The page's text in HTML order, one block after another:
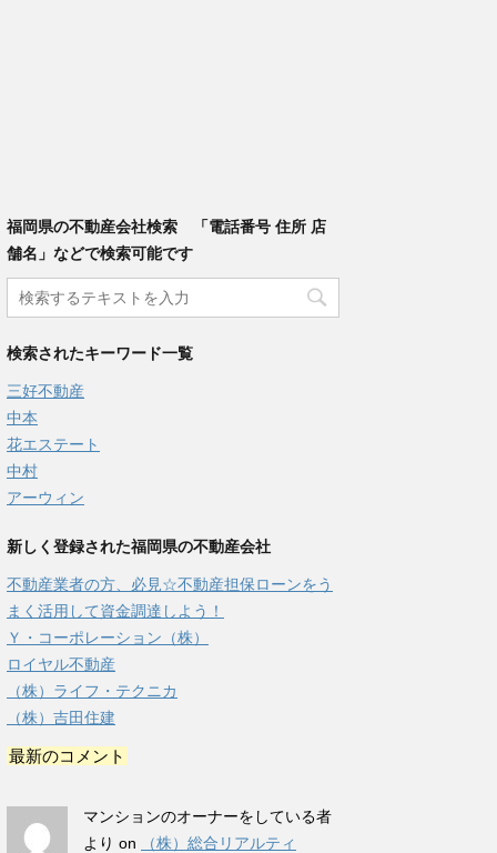
福岡県の不動産会社検索 「電話番号 住所 店
舗名」などで検索可能です
検索されたキーワード一覧
三好不動産
中本
花エステート
中村
アーウィン
新しく登録された福岡県の不動産会社
不動産業者の方、必見☆不動産担保ローンをう
まく活用して資金調達しよう！
Ｙ・コーポレーション（株）
ロイヤル不動産
（株）ライフ・テクニカ
（株）吉田住建
最新のコメント
マンションのオーナーをしている者
より on
（株）総合リアルティ